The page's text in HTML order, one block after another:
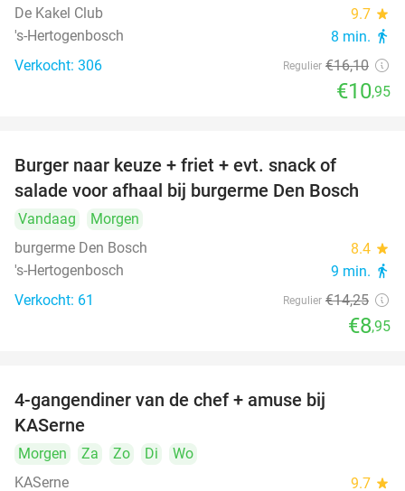
De Kakel Club
9.7 star
's-Hertogenbosch 8 min. directions_walk
Verkocht: 306 Regulier €16,10
€10,95
Burger naar keuze + friet + evt. snack of
salade voor afhaal bij burgerme Den Bosch
Vandaag
Morgen
burgerme Den Bosch
8.4 star
's-Hertogenbosch 9 min. directions_walk
Verkocht: 61 Regulier €14,25
€8,95
4-gangendiner van de chef + amuse bij
KASerne
Morgen Za Zo Di
Wo
KASerne
9.7 star